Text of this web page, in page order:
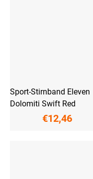
Sport-Stirnband Eleven
Dolomiti Swift Red
€12,46